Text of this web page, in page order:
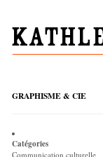
GRAPHISME & CIE
Catégories
Communication culturelle